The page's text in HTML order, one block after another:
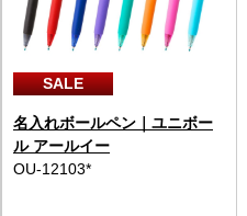
SALE
名入れボールペン｜ユニボー
ル アールイー
OU-12103*